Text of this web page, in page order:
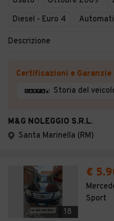
Diesel - Euro 4
Descrizione
Certificazioni e Garanzie
Storia del
M&G NOLEGGIO S.R.L.
Santa Marinella (RM)
18
€
Sport